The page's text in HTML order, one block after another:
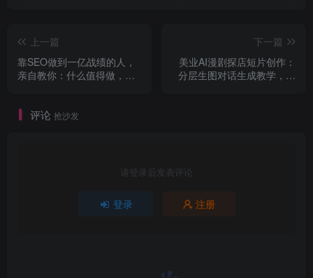
上一篇
靠SEO做到一亿战绩的人，
亲自教你：什么值得做，什
下一篇
美业AI漫剧探店短片创作：
分层生图对话生成教学，视
评论 抢沙发
请登录后发表评论
登录 注册